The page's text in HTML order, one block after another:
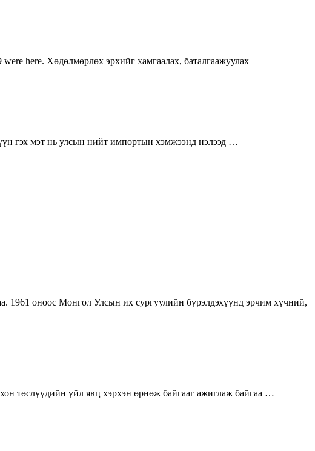
here. Хөдөлмөрлөх эрхийг хамгаалах, баталгаажуулах
гэх мэт нь улсын нийт импортын хэмжээнд нэлээд …
1961 оноос Монгол Улсын их сургуулийн бүрэлдэхүүнд эрчим хүчний,
төслүүдийн үйл явц хэрхэн өрнөж байгааг ажиглаж байгаа …